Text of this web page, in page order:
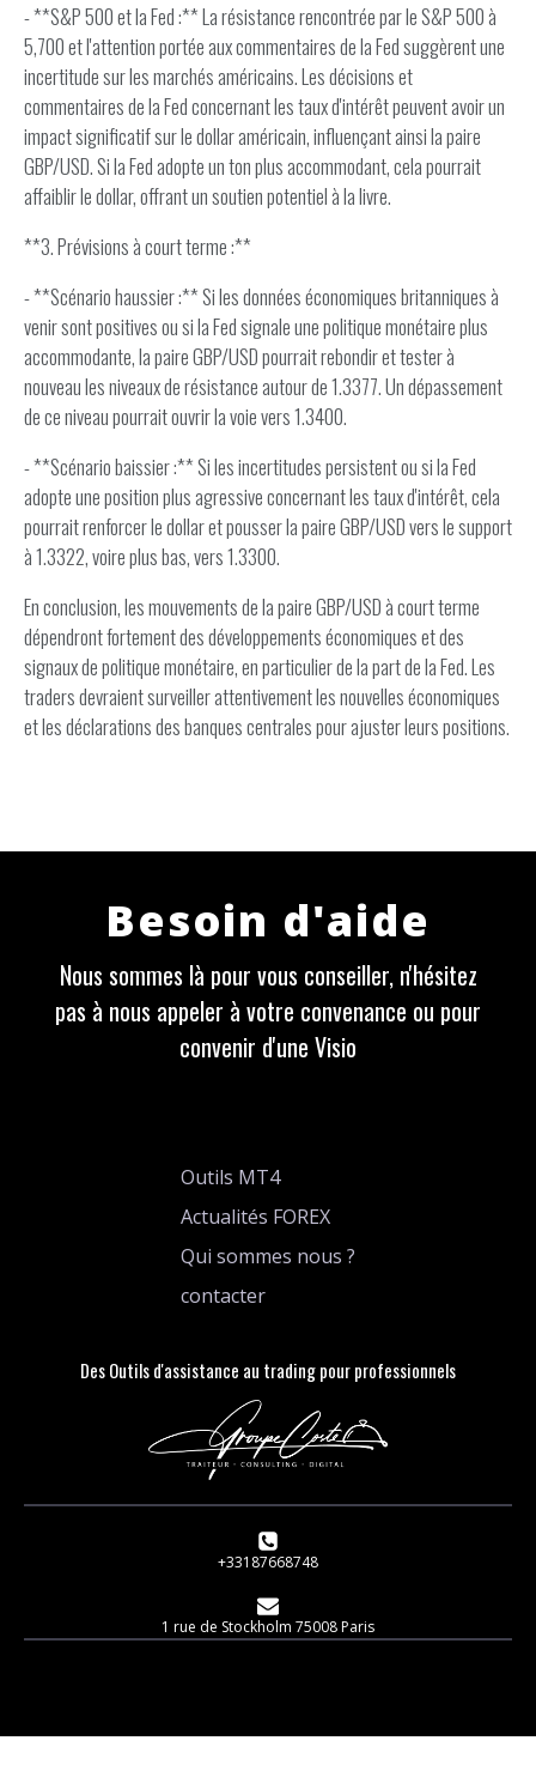
- **S&P 500 et la Fed :** La résistance rencontrée par le S&P 500 à
5,700 et l'attention portée aux commentaires de la Fed suggèrent une
incertitude sur les marchés américains. Les décisions et
commentaires de la Fed concernant les taux d'intérêt peuvent avoir un
impact significatif sur le dollar américain, influençant ainsi la paire
GBP/USD. Si la Fed adopte un ton plus accommodant, cela pourrait
affaiblir le dollar, offrant un soutien potentiel à la livre.
**3. Prévisions à court terme :**
- **Scénario haussier :** Si les données économiques britanniques à
venir sont positives ou si la Fed signale une politique monétaire plus
accommodante, la paire GBP/USD pourrait rebondir et tester à
nouveau les niveaux de résistance autour de 1.3377. Un dépassement
de ce niveau pourrait ouvrir la voie vers 1.3400.
- **Scénario baissier :** Si les incertitudes persistent ou si la Fed
adopte une position plus agressive concernant les taux d'intérêt, cela
pourrait renforcer le dollar et pousser la paire GBP/USD vers le support
à 1.3322, voire plus bas, vers 1.3300.
En conclusion, les mouvements de la paire GBP/USD à court terme
dépendront fortement des développements économiques et des
signaux de politique monétaire, en particulier de la part de la Fed. Les
traders devraient surveiller attentivement les nouvelles économiques
et les déclarations des banques centrales pour ajuster leurs positions.
Besoin d'aide
Nous sommes là pour vous conseiller, n'hésitez
pas à nous appeler à votre convenance ou pour
convenir d'une Visio
Outils MT4
Actualités FOREX
Qui sommes nous ?
contacter
Des Outils d'assistance au trading pour professionnels
+33187668748
1 rue de Stockholm 75008 Paris